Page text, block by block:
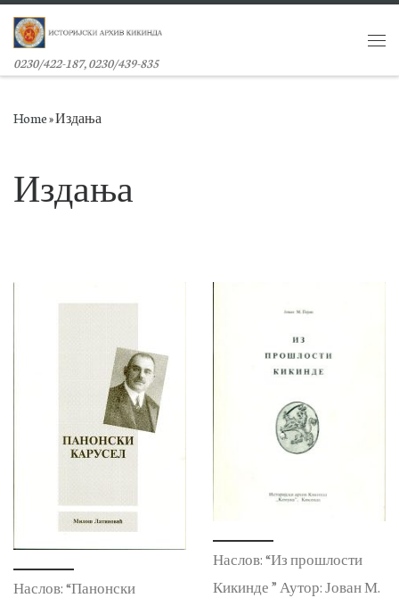
Skip to content
0230/422-187, 0230/439-835
Home»Издања
Издања
Наслов: “Панонски
Наслов: “Из прошлости
Кикинде ” Аутор: Јован М.